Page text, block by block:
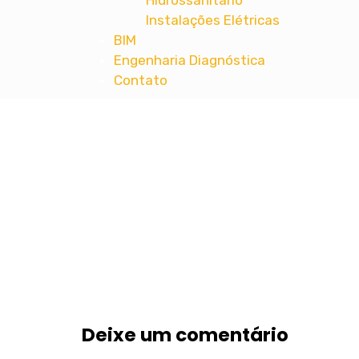
Instalações Elétricas
BIM
Engenharia Diagnóstica
Contato
Deixe um comentário